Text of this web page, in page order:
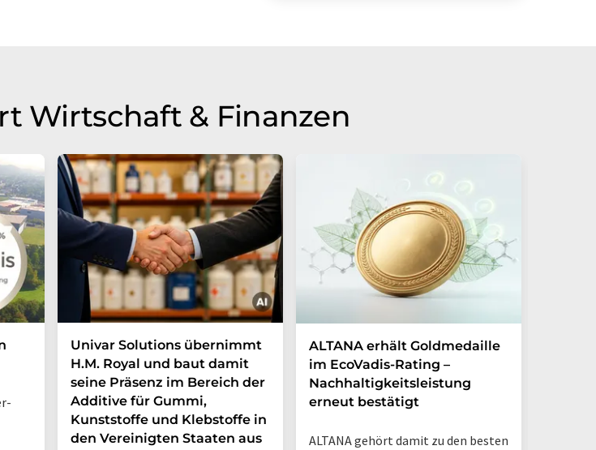
Wirtschaft & Finanzen
Univar Solutions übernimmt
H.M. Royal und baut damit
seine Präsenz im Bereich der
Additive für Gummi,
Kunststoffe und Klebstoffe in
den Vereinigten Staaten aus
ALTANA erhält Goldmedaille
im EcoVadis-Rating –
Nachhaltigkeitsleistung
erneut bestätigt
ALTANA gehört damit zu den besten